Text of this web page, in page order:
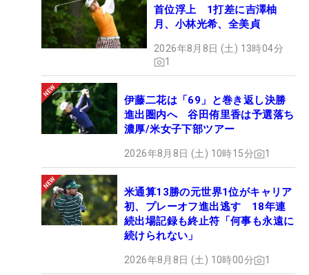
首位浮上 1打差に吉澤柚
月、小林光希、全美貞
2026年8月8日 (土) 13時04分
1
伊藤二花は「69」と巻き返し決勝
進出圏内へ 谷田侑里香は予選落ち
濃厚/米女子下部ツアー
2026年8月8日 (土) 10時15分 1
米通算13勝の元世界1位がキャリア
初、プレーオフ進出逃す 18年連
続出場記録も終止符「何事も永遠に
続けられない」
2026年8月8日 (土) 10時00分 1